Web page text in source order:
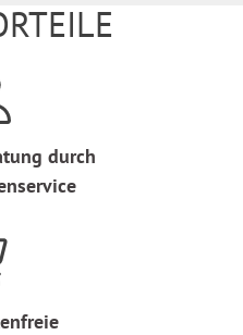
durch